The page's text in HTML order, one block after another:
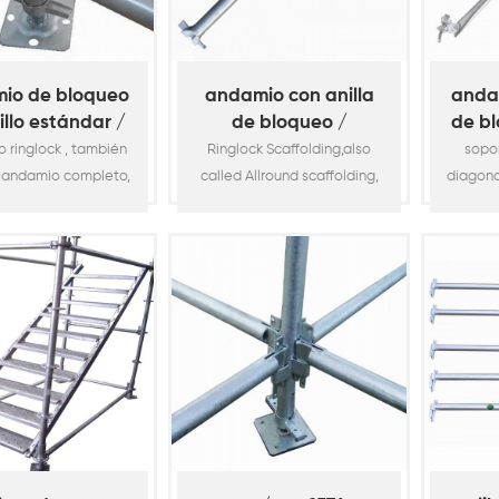
de bloqueo
estándar /
(espita
corta)
ringlock , también
andamio completo,
más populares
construcción. Es
utilizado en la
de la construcción,
puentes,
petroquímicos,
mantenimiento de
etc. Es
con el acceso al
andamio con anilla
de bloqueo /
horizontal
Ringlock Scaffolding,also
called Allround scaffolding,
modular scaffolding for
construction. It is widely
used in the construction
industry, such as building,
bridge, viaduct,
petrochemical, shipyard,
aircraft maintenance, etc. It
supports to access work and
de
los
mm
se